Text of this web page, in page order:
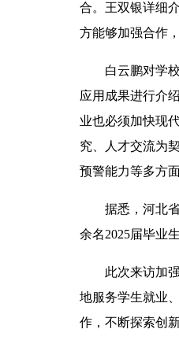
合。王双银详细
方能够加强合作
白云鹏对学
应用成果进行介
业也必须加快现
究、人才交流为
预警能力等多方
据悉，河北
余名2025届毕业
此次来访加
地服务学生就业
作，不断探索创